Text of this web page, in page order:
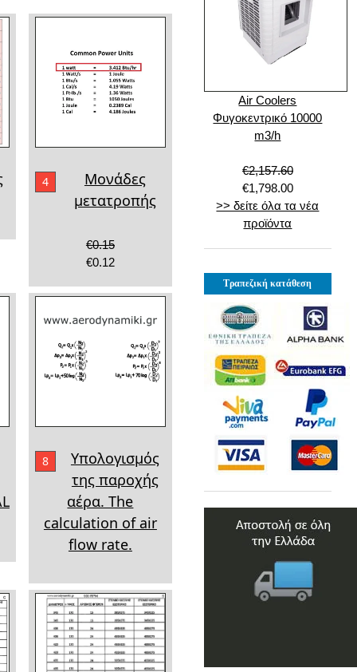
4
Μονάδες
μετατροπής
€0.15
€0.12
8
Υπολογισμός
της παροχής
αέρα. The
calculation of air
flow rate.
Air Coolers
Φυγοκεντρικό 10000
m3/h
€2,157.60
€1,798.00
>> δείτε όλα τα νέα
προϊόντα
Τραπεζική κατάθεση